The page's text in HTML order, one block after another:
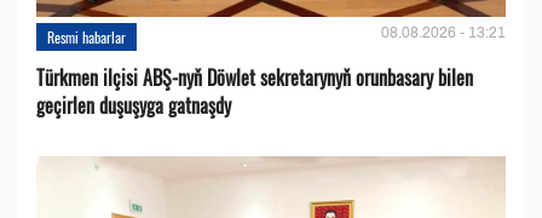
Resmi habarlar 08.08.2026 - 13:21
Türkmen ilçisi ABŞ-nyň Döwlet sekretarynyň orunbasary bilen
geçirlen duşuşyga gatnaşdy